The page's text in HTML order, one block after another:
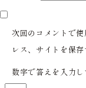
次回のコメントで
レス、サイトを保存
数字で答えを入力